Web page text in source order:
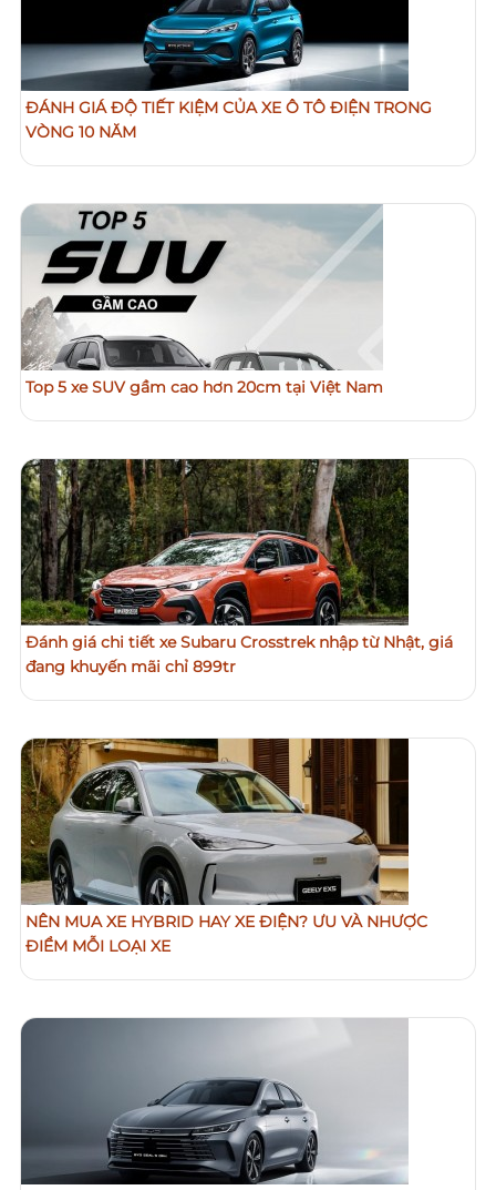
ĐÁNH GIÁ ĐỘ TIẾT KIỆM CỦA XE Ô TÔ ĐIỆN TRONG
VÒNG 10 NĂM
Top 5 xe SUV gầm cao hơn 20cm tại Việt Nam
Đánh giá chi tiết xe Subaru Crosstrek nhập từ Nhật, giá
đang khuyến mãi chỉ 899tr
NÊN MUA XE HYBRID HAY XE ĐIỆN? ƯU VÀ NHƯỢC
ĐIỂM MỖI LOẠI XE